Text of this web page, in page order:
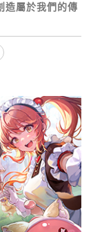
造屬於我們的傳